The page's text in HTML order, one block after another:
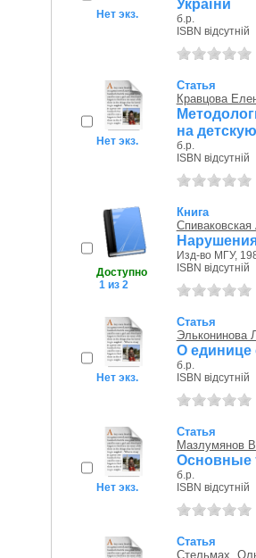
Нет экз.
України
б.р.
ISBN відсутній
Нет экз.
Статья
Кравцова
на
б.р.
ISBN відсутній
Доступно
1 из 2
Книга
Изд-во МГУ,
ISBN відсутній
Нет экз.
Статья
Эльконинова
О единице
б.р.
ISBN відсутній
Нет экз.
Статья
Мазлумянов
Основные
б.р.
ISBN відсутній
Статья
Стельмах,